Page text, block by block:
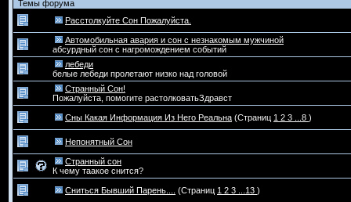
Темы форума
Расстолкуйте Сон Пожалуйста.
Автомобильная авария и сон с незнакомым мужчиной
абсурдный сон с нагромождением событий
лебеди
белые лебеди пролетают низко над головой
Странный Сон!
Пожалуйста, помогите растолковатьЗдравст
Сны Какая Информация Из Него Реальна (Страниц 1 2 3 ...8 )
Непонятный Сон
Странный сон
К чему таакое снится?
Сниться Бывший Парень.... (Страниц 1 2 3 ...13 )